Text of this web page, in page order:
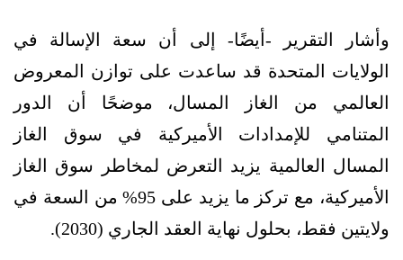
وأشار التقرير -أيضًا- إلى أن سعة الإسالة في
الولايات المتحدة قد ساعدت على توازن المعروض
العالمي من الغاز المسال، موضحًا أن الدور
المتنامي للإمدادات الأميركية في سوق الغاز
المسال العالمية يزيد التعرض لمخاطر سوق الغاز
الأميركية، مع تركز ما يزيد على 95% من السعة في
ولايتين فقط، بحلول نهاية العقد الجاري (2030).